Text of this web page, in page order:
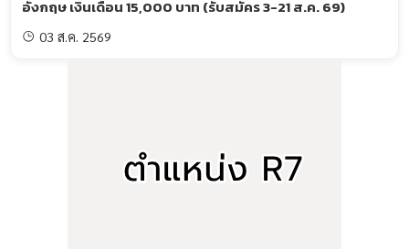
หากยังเท่ากัน ผู้ที่มาสมัครก่อนจะอยู่ในลำดับที่ดีกว่า
20 - 26 พฤษภาคม 2569 (08.30 - 15.30 น.)
ณ ห้องสำนักงาน รร.วัดชาวเหนือฯ ต.บ้านไร่
อังกฤษ เงินเดือน 15,000 บาท (รับสมัคร 3-21 ส.ค. 69)
03 ส.ค. 2569